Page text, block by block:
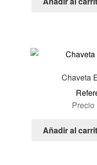
Chaveta
Precio
Añadir al